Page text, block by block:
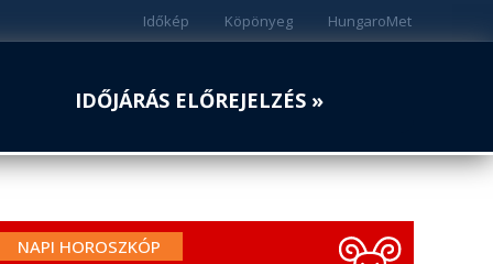
HungaroMet
Köpönyeg
Időkép
IDŐJÁRÁS ELŐREJELZÉS »
NAPI HOROSZKÓP